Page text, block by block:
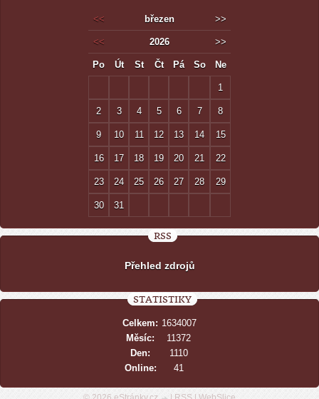
<< březen >>
<< 2026 >>
Po Út St Čt Pá So Ne
1
2 3 4 5 6 7 8
9 10 11 12 13 14 15
16 17 18 19 20 21 22
23 24 25 26 27 28 29
30 31
RSS
Přehled zdrojů
STATISTIKY
Online: 41
Celkem: 1634007
Měsíc:
11372
Den:
1110